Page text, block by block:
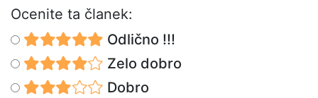
Ocenite ta članek:
Odlično !!!
Zelo dobro
Dobro